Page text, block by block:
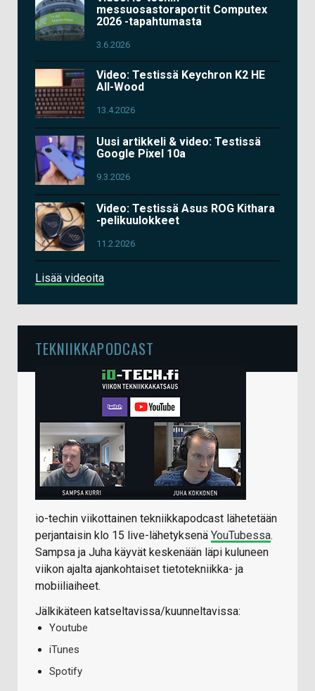
messuosastoraportit Computex
2026 -tapahtumasta
3.6.2026
Video: Testissä Keychron K2 HE
All-Wood
13.4.2026
Uusi artikkeli & video: Testissä
Google Pixel 10a
9.3.2026
Video: Testissä Asus ROG Kithara
-pelikuulokkeet
11.2.2026
Lisää videoita
TEKNIIKKAPODCAST
io-techin viikottainen tekniikkapodcast lähetetään
perjantaisin klo 15 live-lähetyksenä YouTubessa.
Sampsa ja Juha käyvät keskenään läpi kuluneen
viikon ajalta ajankohtaiset tietotekniikka- ja
mobiiliaiheet.
Jälkikäteen katseltavissa/kuunneltavissa:
Youtube
iTunes
Spotify